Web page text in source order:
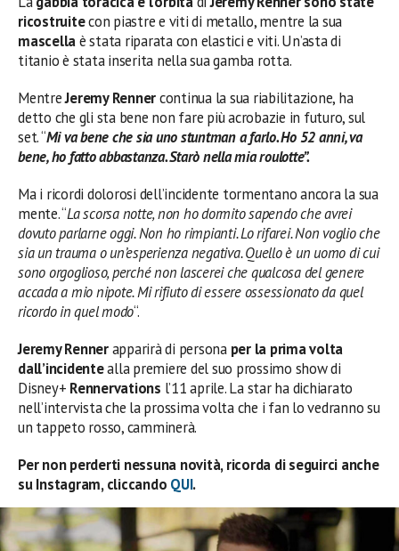
ricostruitecon piastre e viti di metallo, mentre la sua
mascellaè stata riparata con elastici e viti. Un’asta di
titanio è stata inserita nella sua gamba rotta.
MentreJeremy Rennercontinua la sua riabilitazione, ha
detto che gli sta bene non fare più acrobazie in futuro, sul
set. “Mi va bene che sia uno stuntman a farlo. Ho 52 anni, va
bene, ho fatto abbastanza. Starò nella mia roulotte”.
Ma i ricordi dolorosi dell’incidente tormentano ancora la sua
mente. “La scorsa notte, non ho dormito sapendo che avrei
dovuto parlarne oggi. Non ho rimpianti. Lo rifarei. Non voglio che
sia un trauma o un’esperienza negativa. Quello è un uomo di cui
sono orgoglioso, perché non lascerei che qualcosa del genere
accada a mio nipote. Mi rifiuto di essere ossessionato da quel
ricordo in quel modo“.
Jeremy Rennerapparirà di persona per la prima volta
dall’incidentealla premiere del suo prossimo show di
Disney+ Rennervations l’11 aprile. La star ha dichiarato
nell’intervista che la prossima volta che i fan lo vedranno su
un tappeto rosso, camminerà.
Per non perderti nessuna novità, ricorda di seguirci anche
su Instagram, cliccando QUI.